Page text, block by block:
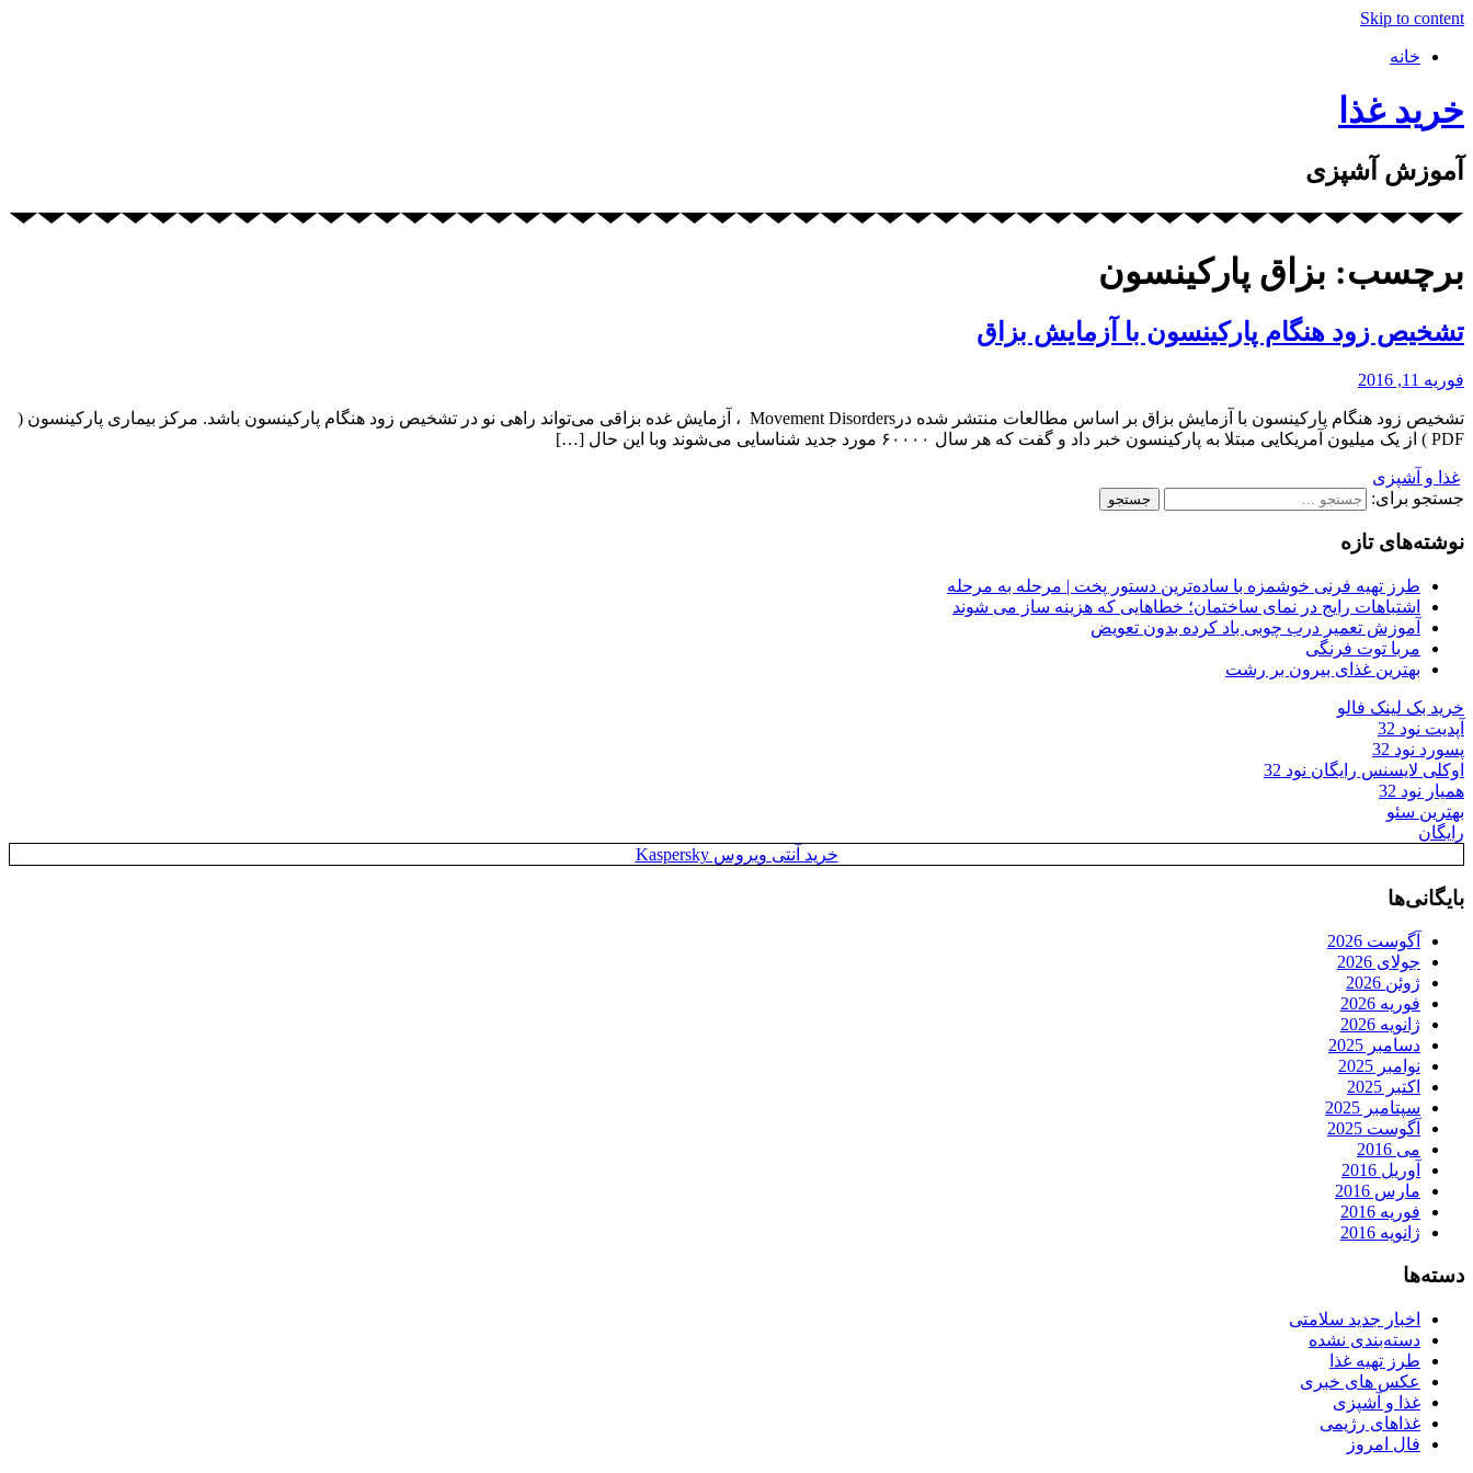
Skip to content
خانه
خرید غذا
آموزش آشپزی
برچسب: بزاق پارکینسون
تشخیص زود هنگام پارکینسون با آزمایش بزاق
فوریه 11, 2016
تشخیص زود هنگام پارکینسون با آزمایش بزاق بر اساس مطالعات منتشر شده درMovement Disorders ، آزمایش غده بزاقی می‌تواند راهی نو در تشخیص زود هنگام پارکینسون باشد. مرکز بیماری پارکینسون (
PDF ) از یک میلیون آمریکایی مبتلا به پارکینسون خبر داد و گفت که هر سال ۶۰۰۰۰ مورد جدید شناسایی می‌شوند وبا این حال […]
غذا و آشپزی
جستجو برای:
نوشته‌های تازه
طرز تهیه فرنی خوشمزه با ساده‌ترین دستور پخت | مرحله به مرحله
اشتباهات رایج در نمای ساختمان؛ خطاهایی که هزینه ساز می شوند
آموزش تعمیر درب چوبی باد کرده بدون تعویض
مربا توت فرنگی
بهترین غذای بیرون بر رشت
خرید بک لینک فالو
آپدیت نود 32
پسورد نود 32
اوکلی لایسنس رایگان نود 32
همیار نود 32
بهترین سئو
رایگان
خرید آنتی ویروس Kaspersky
بایگانی‌ها
آگوست 2026
جولای 2026
ژوئن 2026
فوریه 2026
ژانویه 2026
دسامبر 2025
نوامبر 2025
اکتبر 2025
سپتامبر 2025
آگوست 2025
می 2016
آوریل 2016
مارس 2016
فوریه 2016
ژانویه 2016
دسته‌ها
اخبار جدید سلامتی
دسته‌بندی نشده
طرز تهیه غذا
عکس های خبری
غذا و آشپزی
غذاهای رژیمی
فال امروز